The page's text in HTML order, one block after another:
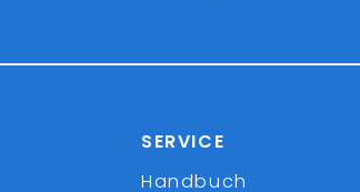
SERVICE
Handbuch